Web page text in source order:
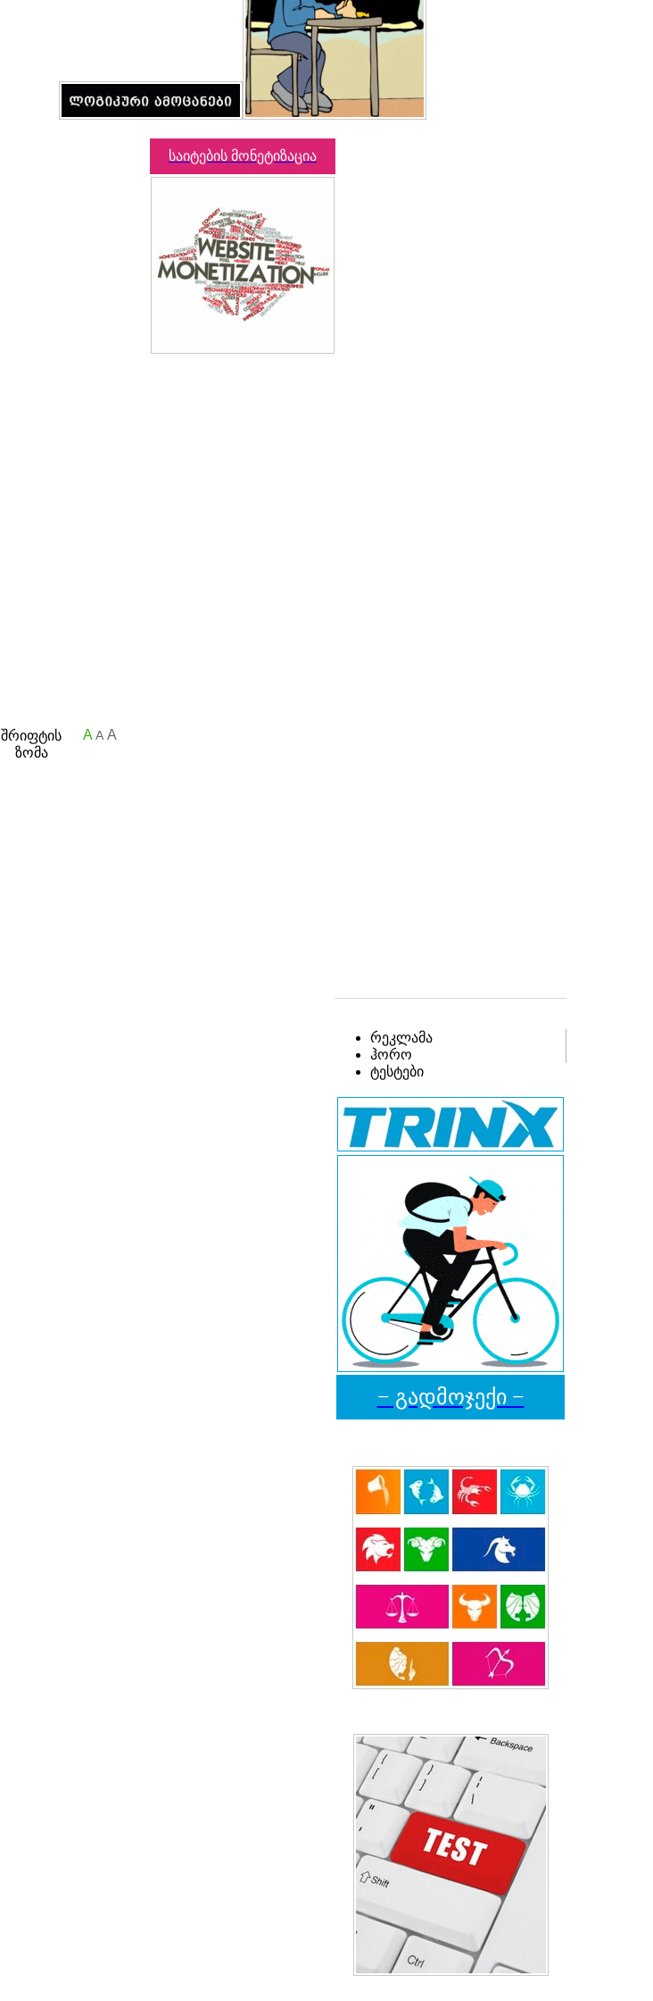
საიტების მონეტიზაცია
შრიფტის
ზომა
A A A
რეკლამა
ჰორო
ტესტები
− გადმოჯექი −